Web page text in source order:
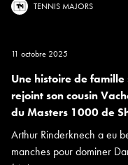
TENNIS MAJORS
11 octobre 2025
Une histoire de famille
rejoint son cousin
du Masters 1000 de
Arthur Rinderknech a eu
manches pour dominer